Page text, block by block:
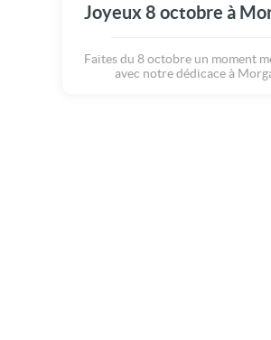
Joyeux 8 octobre à
Faites du 8 octobre un moment
avec notre dédicace à